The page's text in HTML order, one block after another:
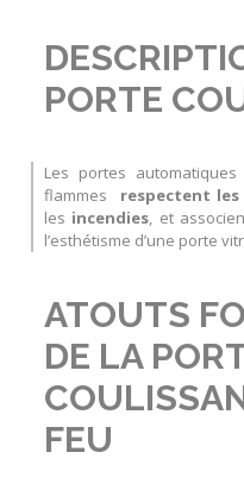
PORTE
Les portes
flammes
respectent
les incendies, et
l’esthétisme d’une porte
ATOUTS
DE LA
FEU